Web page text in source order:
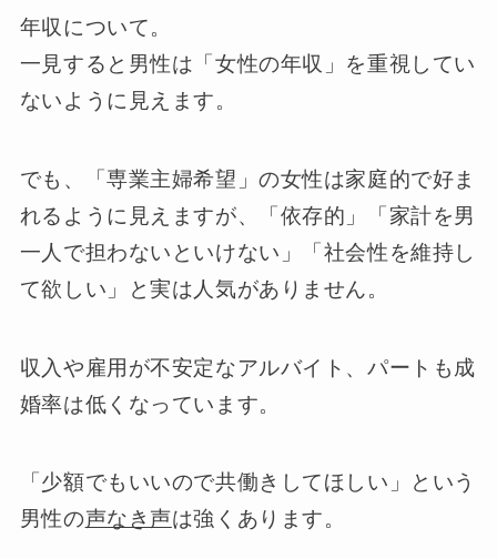
年収について。
一見すると男性は「女性の年収」を重視してい
ないように見えます。
でも、「専業主婦希望」の女性は家庭的で好ま
れるように見えますが、「依存的」「家計を男
一人で担わないといけない」「社会性を維持し
て欲しい」と実は人気がありません。
収入や雇用が不安定なアルバイト、パートも成
婚率は低くなっています。
「少額でもいいので共働きしてほしい」という
男性の声なき声は強くあります。